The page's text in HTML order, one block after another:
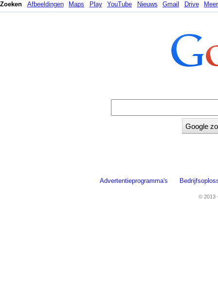
Zoeken Afbeeldingen Maps Play YouTube Nieuws Gmail Drive Meer
Advertentieprogramma's
© 2013